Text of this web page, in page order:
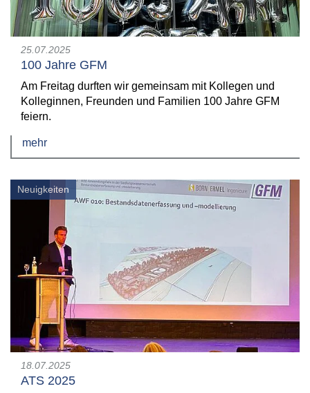
25.07.2025
100 Jahre GFM
Am Freitag durften wir gemeinsam mit Kollegen und
Kolleginnen, Freunden und Familien 100 Jahre GFM
feiern.
mehr
Neuigkeiten
18.07.2025
ATS 2025